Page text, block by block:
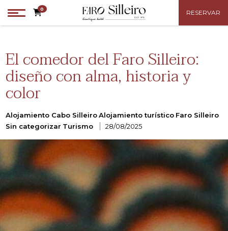
0 RESERVAR
El comedor del Faro Silleiro:
diseño con alma, historia y
color
Categories
Alojamiento Cabo Silleiro Alojamiento turístico Faro Silleiro
Sin categorizar Turismo 28/08/2025